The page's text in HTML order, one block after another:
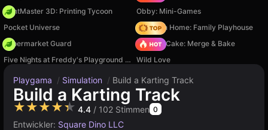
PrintMaster 3D: Printing Tycoon
Obby: Mini-Games
Pocket Universe
My Town Home: Family Playhouse
Supermarket Guard
Piece of Cake: Merge & Bake
Five Nights at Freddy's Playground Sandbox
Wild Love
Playgama / Simulation / Build a Karting Track
Build a Karting Track
★★★★★ 4.4 / 102 Stimmen 0
Entwickler: Square Dino LLC